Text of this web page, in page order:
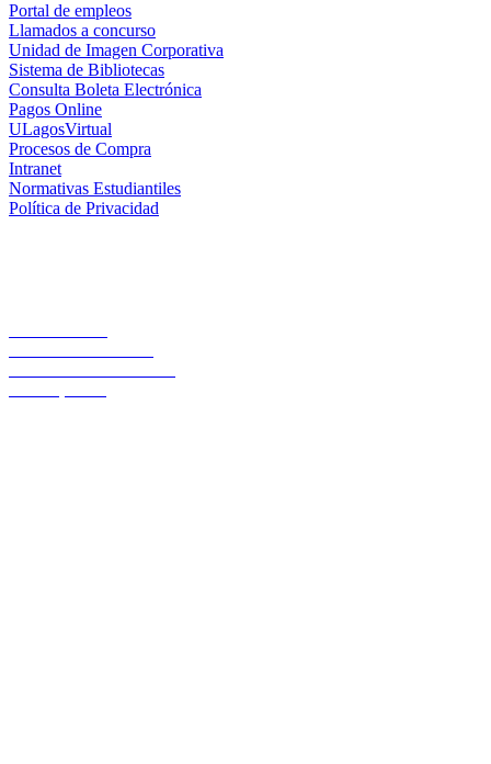
Portal de empleos
Llamados a concurso
Unidad de Imagen Corporativa
Sistema de Bibliotecas
Consulta Boleta Electrónica
Pagos Online
ULagosVirtual
Procesos de Compra
Intranet
Normativas Estudiantiles
Política de Privacidad